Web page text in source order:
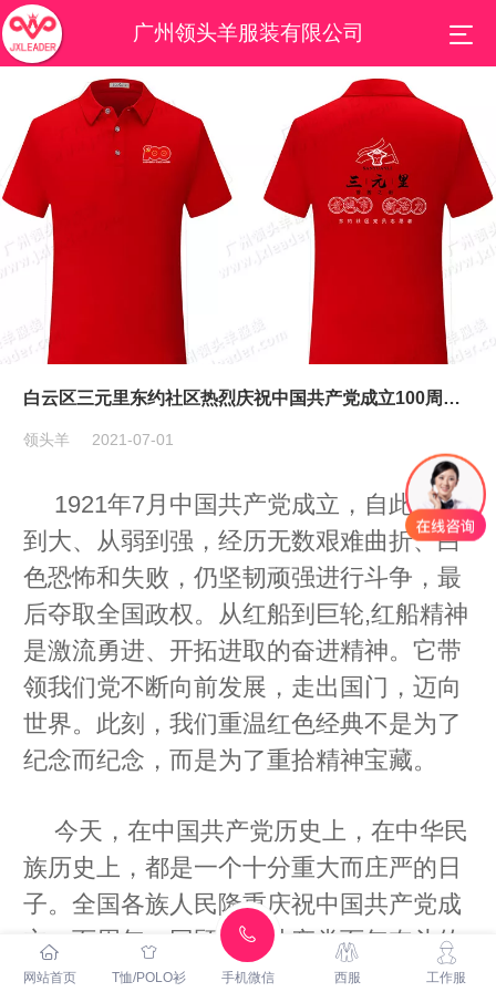
广州领头羊服装有限公司
白云区三元里东约社区热烈庆祝中国共产党成立100周年定制志愿者服装POLO衫
领头羊 2021-07-01
1921年7月中国共产党成立，自此从小
到大、从弱到强，经历无数艰难曲折、白
色恐怖和失败，仍坚韧顽强进行斗争，最
后夺取全国政权。从红船到巨轮,红船精神
是激流勇进、开拓进取的奋进精神。它带
领我们党不断向前发展，走出国门，迈向
世界。此刻，我们重温红色经典不是为了
纪念而纪念，而是为了重拾精神宝藏。
今天，在中国共产党历史上，在中华民
族历史上，都是一个十分重大而庄严的日
子。全国各族人民隆重庆祝中国共产党成
立一百周年，回顾中国共产党百年奋斗的
光辉历程，展望中华民族伟大复兴的光明
网站首页 T恤/POLO衫 手机微信 西服 工作服